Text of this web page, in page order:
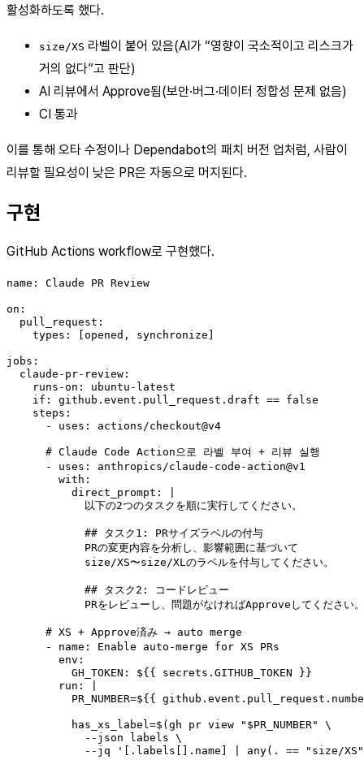
활성화하도록 했다.
size/XS 라벨이 붙어 있음(AI가 “영향이 국소적이고 리스크가
거의 없다”고 판단)
AI 리뷰에서 Approve됨(보안·버그·데이터 정합성 문제 없음)
CI 통과
이를 통해 오타 수정이나 Dependabot의 패치 버전 업처럼, 사람이
리뷰할 필요성이 낮은 PR은 자동으로 머지된다.
구현
GitHub Actions workflow로 구현했다.
name: Claude PR Review
on:
  pull_request:
    types: [opened, synchronize]
jobs:
  claude-pr-review:
    runs-on: ubuntu-latest
    if: github.event.pull_request.draft == false
    steps:
      - uses: actions/checkout@v4
      # Claude Code Action으로 라벨 부여 + 리뷰 실행
      - uses: anthropics/claude-code-action@v1
        with:
          direct_prompt: |
            以下の2つのタスクを順に実行してください。
            ## タスク1: PRサイズラベルの付与
            PRの変更内容を分析し、影響範囲に基づいて
            size/XS〜size/XLのラベルを付与してください。
            ## タスク2: コードレビュー
            PRをレビューし、問題がなければApproveしてください。
      # XS + Approve済み → auto merge
      - name: Enable auto-merge for XS PRs
        env:
          GH_TOKEN: ${{ secrets.GITHUB_TOKEN }}
        run: |
PR_NUMBER=${{
          has_xs_label=$(gh pr view "$PR_NUMBER" \
            --json labels \
--jq '[.labels[].name] | any(. == "size/